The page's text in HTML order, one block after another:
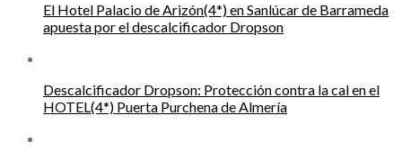
El Hotel Palacio de Arizón(4*) en Sanlúcar de Barrameda
apuesta por el descalcificador Dropson
Descalcificador Dropson: Protección contra la cal en el
HOTEL(4*) Puerta Purchena de Almería